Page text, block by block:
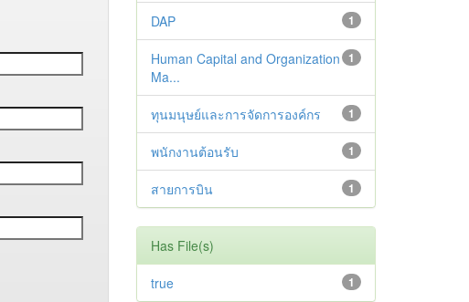
1
DAP
1
Human Capital and Organization
Ma...
1
ทุนมนุษย์และการจัดการองค์กร
1
พนักงานต้อนรับ
1
สายการบิน
Has File(s)
1
true